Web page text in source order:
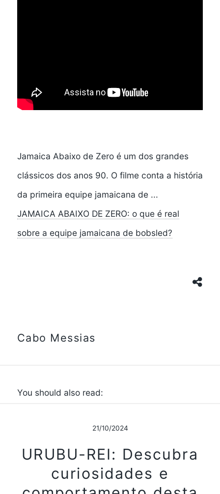
Jamaica Abaixo de Zero é um dos grandes
clássicos dos anos 90. O filme conta a história
da primeira equipe jamaicana de ...
JAMAICA ABAIXO DE ZERO: o que é real
sobre a equipe jamaicana de bobsled?
Cabo Messias
You should also read:
21/10/2024
URUBU-REI: Descubra
curiosidades e